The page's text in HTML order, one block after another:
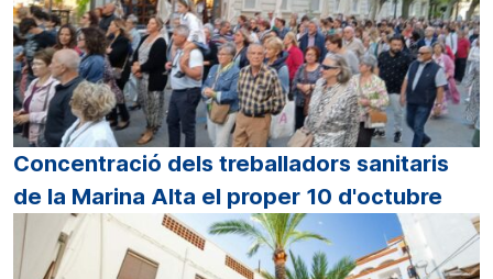
Concentració dels treballadors sanitaris
de la Marina Alta el proper 10 d'octubre